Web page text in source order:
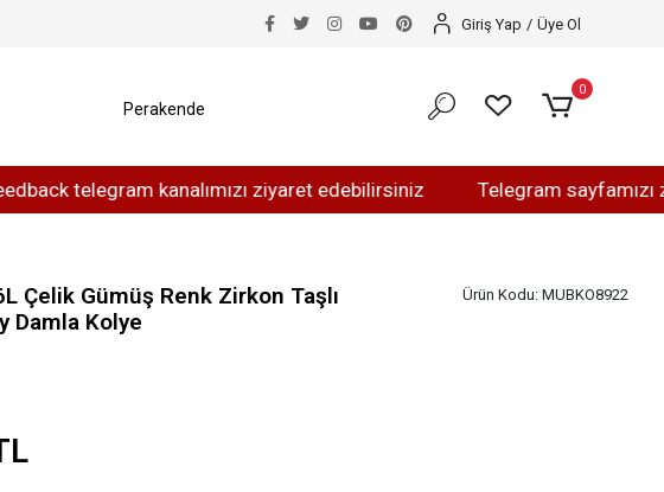
telegram kanalımızı ziyaret edebilirsiniz Telegram sayfamızı
Giriş Yap / Üye Ol
Perakende
0
Çelik Gümüş Renk Zirkon Taşlı
Damla Kolye
Ürün Kodu: MUBKO8922